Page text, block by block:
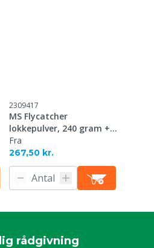
2309417
MS Flycatcher
lokkepulver, 240 gram +
fælde
Fra
267,50 kr.
rådgivning